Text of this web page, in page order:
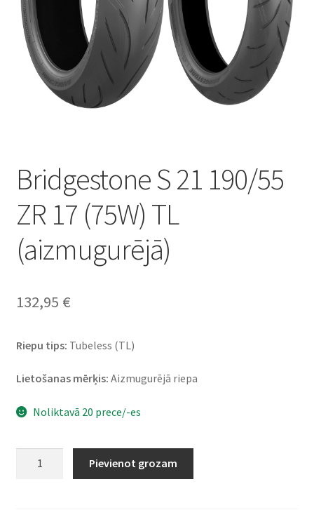
Bridgestone S 21 190/55
ZR 17 (75W) TL
(aizmugurējā)
132,95 €
Riepu tips: Tubeless (TL)
Lietošanas mērķis: Aizmugurējā riepa
Noliktavā 20 prece/-es
Pievienot grozam